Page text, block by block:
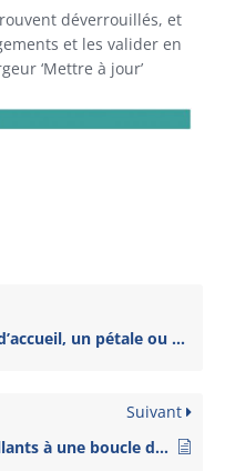
déverrouillés, et
et les valider en
‘Mettre à jour’
un pétale ou un secteur ?
Suivant
Comment rattacher des accueillants à une boucle d’accueil ?